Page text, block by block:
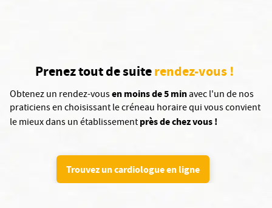
Prenez tout de suiterendez-vous !
Obtenez un rendez-vousen moins de 5 minavec l'un de nos
praticiens en choisissant le créneau horaire qui vous convient
le mieux dans un établissementprès de chez vous !
Trouvez un cardiologue en ligne